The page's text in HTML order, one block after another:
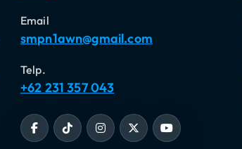
Email
smpn1awn@gmail.com
Telp.
+62 231 357 043